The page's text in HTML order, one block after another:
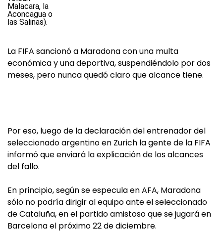
La FIFA sancionó a Maradona con una multa
económica y una deportiva, suspendiéndolo por dos
meses, pero nunca quedó claro que alcance tiene.
Por eso, luego de la declaración del entrenador del
seleccionado argentino en Zurich la gente de la FIFA
informó que enviará la explicación de los alcances
del fallo.
En principio, según se especula en AFA, Maradona
sólo no podría dirigir al equipo ante el seleccionado
de Cataluña, en el partido amistoso que se jugará en
Barcelona el próximo 22 de diciembre.